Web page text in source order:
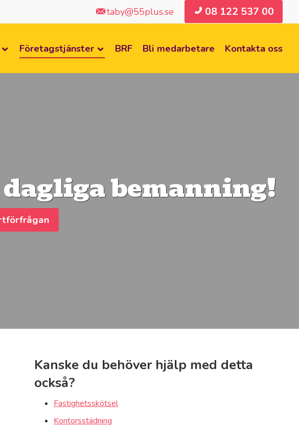
taby@55plus.se 08 122 537 00
Företagstjänster BRF Bli medarbetare Kontakta oss
bemanning!
Kanske du behöver hjälp med detta
också?
Fastighetsskötsel
Kontorsstädning